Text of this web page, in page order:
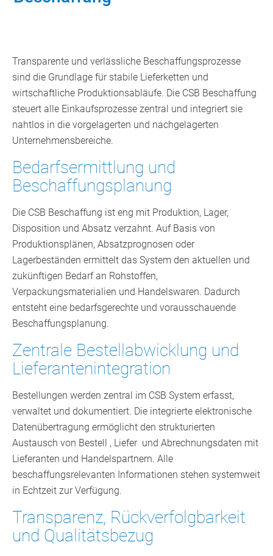
Transparente und verlässliche Beschaffungsprozesse
sind die Grundlage für stabile Lieferketten und
wirtschaftliche Produktionsabläufe. Die CSB Beschaffung
steuert alle Einkaufsprozesse zentral und integriert sie
nahtlos in die vorgelagerten und nachgelagerten
Unternehmensbereiche.
Bedarfsermittlung und
Beschaffungsplanung
Die CSB Beschaffung ist eng mit Produktion, Lager,
Disposition und Absatz verzahnt. Auf Basis von
Produktionsplänen, Absatzprognosen oder
Lagerbeständen ermittelt das System den aktuellen und
zukünftigen Bedarf an Rohstoffen,
Verpackungsmaterialien und Handelswaren. Dadurch
entsteht eine bedarfsgerechte und vorausschauende
Beschaffungsplanung.
Zentrale Bestellabwicklung und
Lieferantenintegration
Bestellungen werden zentral im CSB System erfasst,
verwaltet und dokumentiert. Die integrierte elektronische
Datenübertragung ermöglicht den strukturierten
Austausch von Bestell , Liefer und Abrechnungsdaten mit
Lieferanten und Handelspartnern. Alle
beschaffungsrelevanten Informationen stehen systemweit
in Echtzeit zur Verfügung.
Transparenz, Rückverfolgbarkeit
und Qualitätsbezug